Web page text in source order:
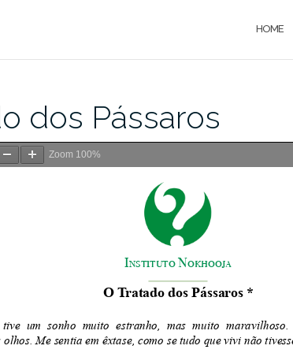
HOME
dos Pássaros
Zoom 100%